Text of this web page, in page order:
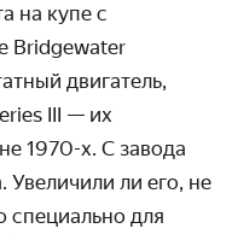
на купе с
Bridgewater
двигатель,
III — их
1970-х. С завода
ли его, не
специально для